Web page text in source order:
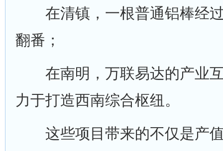
在清镇，一根普通铝棒经过
翻番；
在南明，万联易达的产业互
力于打造西南综合枢纽。
这些项目带来的不仅是产